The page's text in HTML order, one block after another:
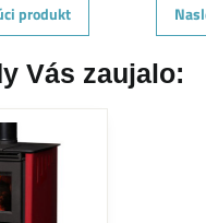
produkt
Vás zaujalo: